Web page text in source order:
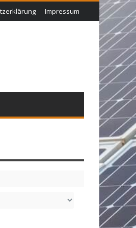
Impressum